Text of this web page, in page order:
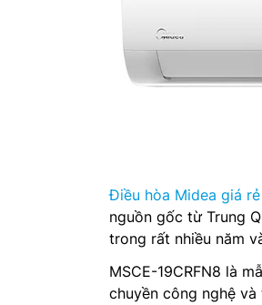
Điều hòa Midea giá rẻ
nguồn gốc từ Trung
trong rất nhiều năm
MSCE-19CRFN8 là
chuyền công nghệ